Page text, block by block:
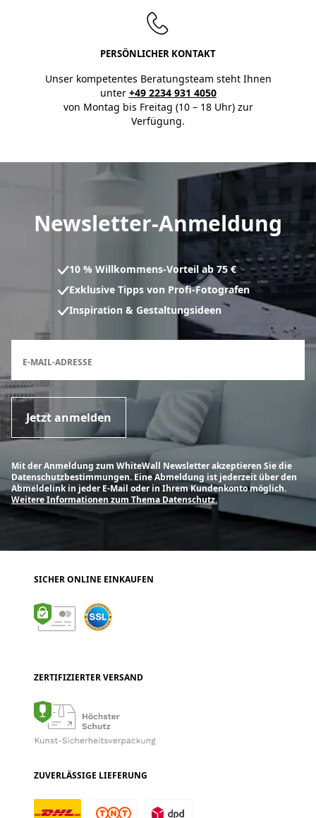
PERSÖNLICHER KONTAKT
Unser kompetentes Beratungsteam steht Ihnen
unter +49 2234 931 4050
von Montag bis Freitag (10 – 18 Uhr) zur
Verfügung.
Newsletter-Anmeldung
10 % Willkommens-Vorteil ab 75 €
Exklusive Tipps von Profi-Fotografen
Inspiration & Gestaltungsideen
E-MAIL-ADRESSE
Jetzt anmelden
Mit der Anmeldung zum WhiteWall Newsletter akzeptieren Sie die
Datenschutzbestimmungen. Eine Abmeldung ist jederzeit über den
Abmeldelink in jeder E-Mail oder in Ihrem Kundenkonto möglich.
Weitere Informationen zum Thema Datenschutz.
SICHER ONLINE EINKAUFEN
ZERTIFIZIERTER VERSAND
ZUVERLÄSSIGE LIEFERUNG